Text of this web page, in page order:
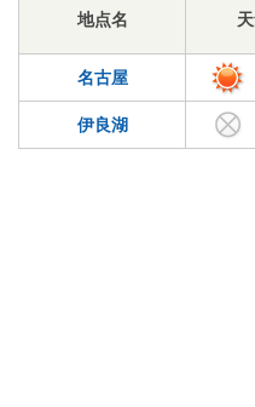
地点名
名古屋
伊良湖